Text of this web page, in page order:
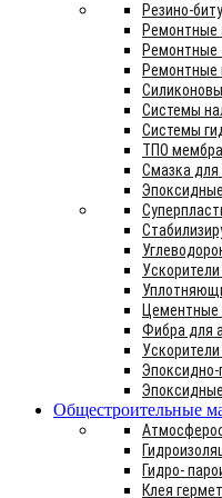
Резино-
Ремонтные
Ремонтные
Ремонтные
Системы
Системы
ТПО
Смазка для
Цементные
Фибра для
Общестроительные
Гидро-
Клея